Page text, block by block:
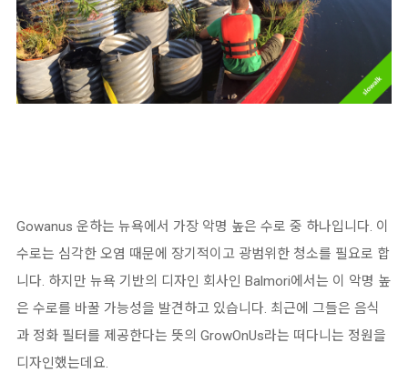
Gowanus 운하는 뉴욕에서 가장 악명 높은 수로 중 하나입니다. 이
수로는 심각한 오염 때문에 장기적이고 광범위한 청소를 필요로 합
니다. 하지만 뉴욕 기반의 디자인 회사인 Balmori에서는 이 악명 높
은 수로를 바꿀 가능성을 발견하고 있습니다. 최근에 그들은 음식
과 정화 필터를 제공한다는 뜻의 GrowOnUs라는 떠다니는 정원을
디자인했는데요.